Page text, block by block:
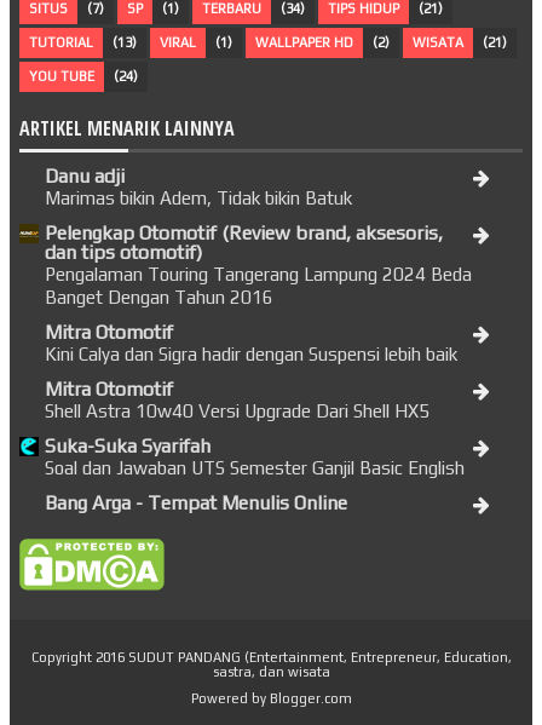
SITUS (7) SP (1) TERBARU (34) TIPS HIDUP (21)
TUTORIAL (13) VIRAL (1) WALLPAPER HD (2) WISATA (21)
YOU TUBE (24)
ARTIKEL MENARIK LAINNYA
Danu adji
Marimas bikin Adem, Tidak bikin Batuk
Pelengkap Otomotif (Review brand, aksesoris,
dan tips otomotif)
Pengalaman Touring Tangerang Lampung 2024 Beda
Banget Dengan Tahun 2016
Mitra Otomotif
Kini Calya dan Sigra hadir dengan Suspensi lebih baik
Mitra Otomotif
Shell Astra 10w40 Versi Upgrade Dari Shell HX5
Suka-Suka Syarifah
Soal dan Jawaban UTS Semester Ganjil Basic English
Bang Arga - Tempat Menulis Online
Copyright 2016 SUDUT PANDANG (Entertainment, Entrepreneur, Education,
sastra, dan wisata
Powered by Blogger.com